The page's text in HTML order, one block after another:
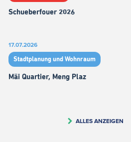
Schueberfouer 2026
17.07.2026
Stadtplanung und Wohnraum
Mäi Quartier, Meng Plaz
ALLES ANZEIGEN